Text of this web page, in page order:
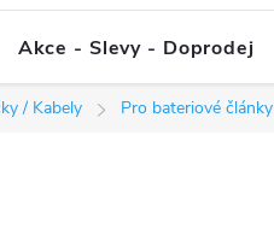
Akce - Slevy - Doprodej
/ Kabely Pro bateriové články